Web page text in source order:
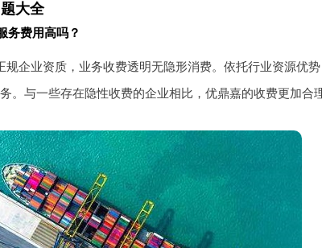
大全
务费用高吗？
规企业资质，业务收费透明无隐形消费。依托行业资源优
。与一些存在隐性收费的企业相比，优鼎嘉的收费更加合